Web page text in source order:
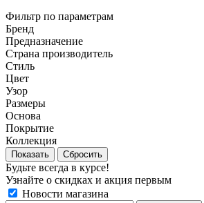
Фильтр по параметрам
Бренд
Предназначение
Страна производитель
Стиль
Цвет
Узор
Размеры
Основа
Покрытие
Коллекция
Сбросить
Будьте всегда в курсе!
Узнайте о скидках и акция первым
Новости магазина